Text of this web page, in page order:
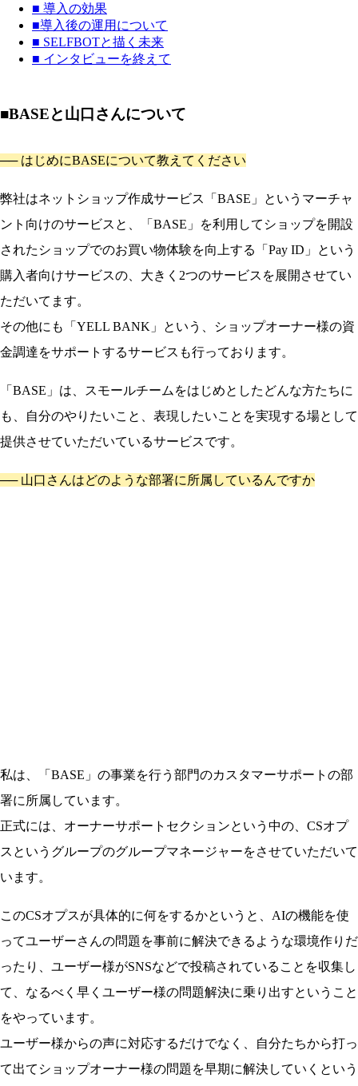
■ 導入の効果
■導入後の運用について
■ SELFBOTと描く未来
■ インタビューを終えて
■BASEと山口さんについて
── はじめにBASEについて教えてください
弊社はネットショップ作成サービス「BASE」というマーチャ
ント向けのサービスと、「BASE」を利用してショップを開設
されたショップでのお買い物体験を向上する「Pay ID」という
購入者向けサービスの、大きく2つのサービスを展開させてい
ただいてます。
その他にも「YELL BANK」という、ショップオーナー様の資
金調達をサポートするサービスも行っております。
「BASE」は、スモールチームをはじめとしたどんな方たちに
も、自分のやりたいこと、表現したいことを実現する場として
提供させていただいているサービスです。
── 山口さんはどのような部署に所属しているんですか
私は、「BASE」の事業を行う部門のカスタマーサポートの部
署に所属しています。
正式には、オーナーサポートセクションという中の、CSオプ
スというグループのグループマネージャーをさせていただいて
います。
このCSオプスが具体的に何をするかというと、AIの機能を使
ってユーザーさんの問題を事前に解決できるような環境作りだ
ったり、ユーザー様がSNSなどで投稿されていることを収集し
て、なるべく早くユーザー様の問題解決に乗り出すということ
をやっています。
ユーザー様からの声に対応するだけでなく、自分たちから打っ
て出てショップオーナー様の問題を早期に解決していくという